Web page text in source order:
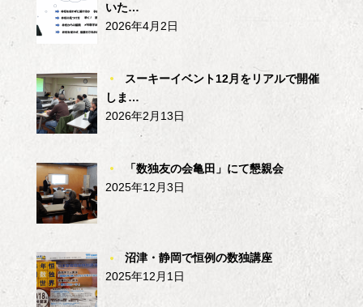
いた…
2026年4月2日
スーキーイベント12月をリアルで開催
しま…
2026年2月13日
「数独友の会亀田」にて懇親会
2025年12月3日
沼津・静岡で恒例の数独講座
2025年12月1日